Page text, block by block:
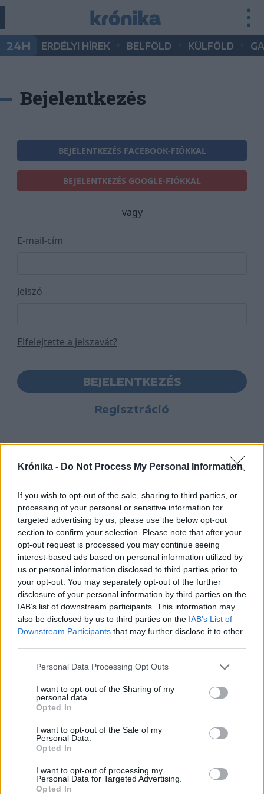
Krónika - Do Not Process My Personal Information
If you wish to opt-out of the sale, sharing to third parties, or
processing of your personal or sensitive information for
targeted advertising by us, please use the below opt-out
section to confirm your selection. Please note that after your
opt-out request is processed you may continue seeing
interest-based ads based on personal information utilized by
us or personal information disclosed to third parties prior to
your opt-out. You may separately opt-out of the further
disclosure of your personal information by third parties on the
IAB’s list of downstream participants. This information may
also be disclosed by us to third parties on the IAB’s List of
Downstream Participants that may further disclose it to other
Personal Data Processing Opt Outs
I want to opt-out of the Sharing of my
personal data.
Opted In
I want to opt-out of the Sale of my
Personal Data.
Opted In
I want to opt-out of processing my
Personal Data for Targeted Advertising.
Opted In
24H ERDÉLYI HÍREK BELFÖLD KÜLFÖLD
Bejelentkezés
BEJELENTKEZÉS FACEBOOK-FIÓKKAL
BEJELENTKEZÉS GOOGLE-FIÓKKAL
vagy
E-mail-cím
Jelszó
Elfelejtette a jelszavát?
BEJELENTKEZÉS
Regisztráció
Hasznos
Impresszum
Szerzői jogok
Adatvédelmi tájékoztató
Cookie-kezelési tájékoztató
Nyomtatott lapjaink archívuma
Médiaajánlat
Sütibeállítások
Médiatér